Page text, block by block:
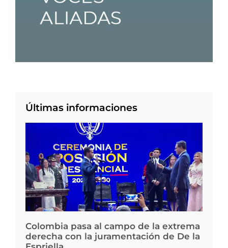
Últimas informaciones
Colombia pasa al campo de la extrema
derecha con la juramentación de De la